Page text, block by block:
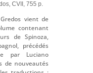
CVII, 755 p.
vient de
contenant
de Spinoza,
précédés
par Luciano
de nouveautés